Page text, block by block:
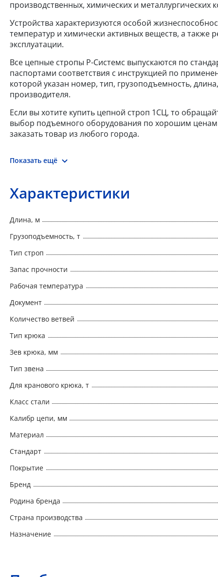
производственных, химических и металлургических
Устройства характеризуются особой
температур и химически активных веществ, а
эксплуатации.
Все цепные стропы Р-Системс выпускаются по
паспортами соответствия с инструкцией по
которой указан номер, тип, грузоподъемность,
производителя.
Если вы хотите купить цепной строп 1СЦ, то
выбор подъемного оборудования по хорошим
заказать товар из любого города.
Показать ещё
Характеристики
Длина, м
Грузоподъемность, т
Тип строп
Запас прочности
Рабочая температура
Документ
Количество ветвей
Тип крюка
Зев крюка, мм
Тип звена
Для кранового крюка, т
Класс стали
Калибр цепи, мм
Материал
Стандарт
Покрытие
Бренд
Родина бренда
Страна производства
Назначение